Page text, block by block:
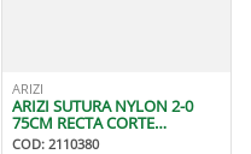
ARIZI
ARIZI SUTURA NYLON 2-0
75CM RECTA CORTE
INVERTIDO X1
COD: 2110380